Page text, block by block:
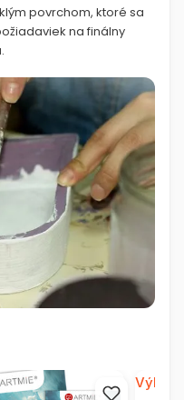
povrchom, ktoré sa
na finálny
Výkres